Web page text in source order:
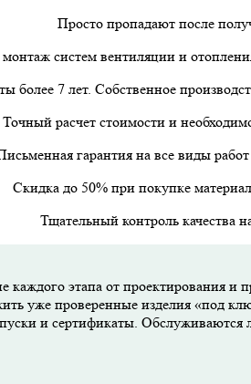
Просто пропадают после
систем вентиляции и
более 7 лет. Собственное
Точный расчет стоимости и
гарантия на все виды
Скидка до 50% при покупке
Тщательный контроль качества
этапа от проектирования и
уже проверенные изделия «под
и сертификаты.